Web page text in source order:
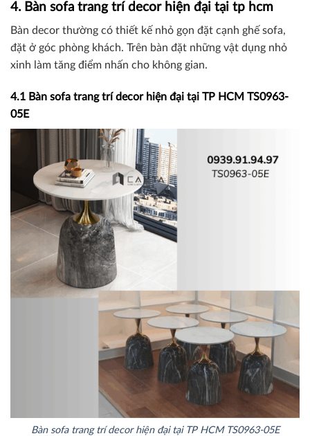
4. Bàn sofa trang trí decor hiện đại tại tp hcm
Bàn decor thường có thiết kế nhỏ gọn đặt cạnh ghế sofa,
đặt ở góc phòng khách. Trên bàn đặt những vật dụng nhỏ
xinh làm tăng điểm nhấn cho không gian.
4.1 Bàn sofa trang trí decor hiện đại tại TP HCM TS0963-
05E
Bàn sofa trang trí decor hiện đại tại TP HCM TS0963-05E